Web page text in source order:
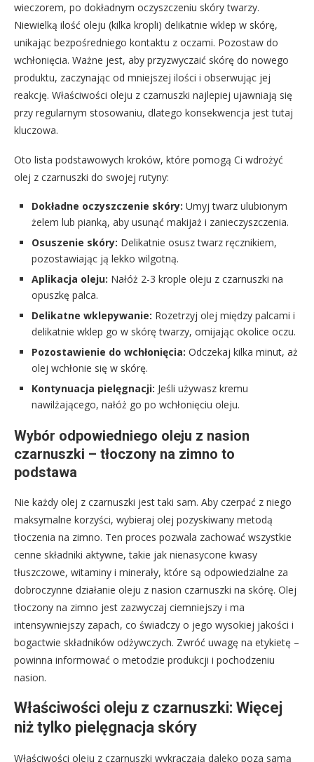
wieczorem, po dokładnym oczyszczeniu skóry twarzy.
Niewielką ilość oleju (kilka kropli) delikatnie wklep w skórę,
unikając bezpośredniego kontaktu z oczami. Pozostaw do
wchłonięcia. Ważne jest, aby przyzwyczaić skórę do nowego
produktu, zaczynając od mniejszej ilości i obserwując jej
reakcję. Właściwości oleju z czarnuszki najlepiej ujawniają się
przy regularnym stosowaniu, dlatego konsekwencja jest tutaj
kluczowa.
Oto lista podstawowych kroków, które pomogą Ci wdrożyć
olej z czarnuszki do swojej rutyny:
Dokładne oczyszczenie skóry: Umyj twarz ulubionym
żelem lub pianką, aby usunąć makijaż i zanieczyszczenia.
Osuszenie skóry: Delikatnie osusz twarz ręcznikiem,
pozostawiając ją lekko wilgotną.
Aplikacja oleju: Nałóż 2-3 krople oleju z czarnuszki na
opuszkę palca.
Delikatne wklepywanie: Rozetrzyj olej między palcami i
delikatnie wklep go w skórę twarzy, omijając okolice oczu.
Pozostawienie do wchłonięcia: Odczekaj kilka minut, aż
olej wchłonie się w skórę.
Kontynuacja pielęgnacji: Jeśli używasz kremu
nawilżającego, nałóż go po wchłonięciu oleju.
Wybór odpowiedniego oleju z nasion
czarnuszki – tłoczony na zimno to
podstawa
Nie każdy olej z czarnuszki jest taki sam. Aby czerpać z niego
maksymalne korzyści, wybieraj olej pozyskiwany metodą
tłoczenia na zimno. Ten proces pozwala zachować wszystkie
cenne składniki aktywne, takie jak nienasycone kwasy
tłuszczowe, witaminy i minerały, które są odpowiedzialne za
dobroczynne działanie oleju z nasion czarnuszki na skórę. Olej
tłoczony na zimno jest zazwyczaj ciemniejszy i ma
intensywniejszy zapach, co świadczy o jego wysokiej jakości i
bogactwie składników odżywczych. Zwróć uwagę na etykietę –
powinna informować o metodzie produkcji i pochodzeniu
nasion.
Właściwości oleju z czarnuszki: Więcej
niż tylko pielęgnacja skóry
Właściwości oleju z czarnuszki wykraczają daleko poza samą